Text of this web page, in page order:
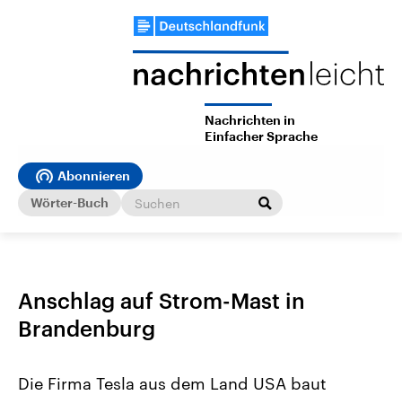
Nachrichten in
Einfacher Sprache
Abonnieren
Wörter-Buch
Anschlag auf Strom-Mast in
Brandenburg
Die Firma Tesla aus dem Land USA baut